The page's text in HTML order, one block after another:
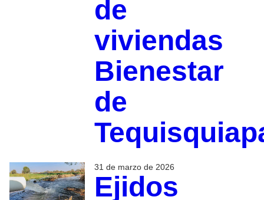
de
viviendas
Bienestar
de
31 de marzo de 2026
Ejidos